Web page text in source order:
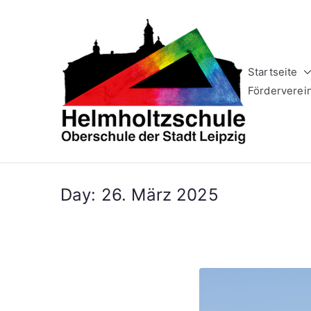
Startseite
Day: 26. März 2025